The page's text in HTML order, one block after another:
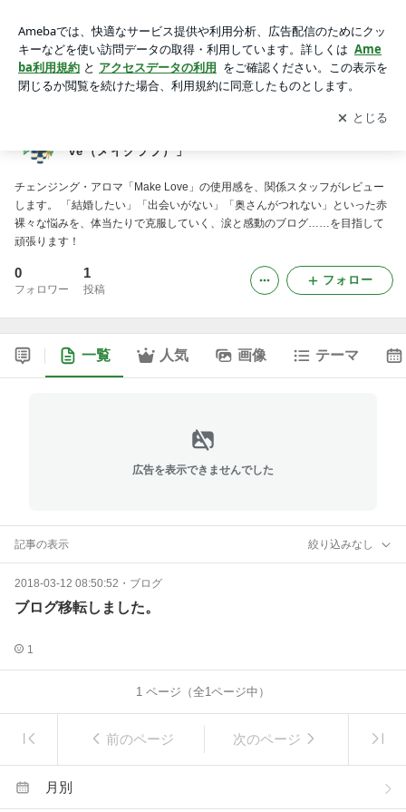
クラブ）」アプリをダウンロードして ブログの更新通知
を受け取りまし
ょう。
開く
ve（メイクラブ）」
チェンジング・アロマ「Make Love」の使用感を、関係スタッフがレビュー
します。 「結婚したい」「出会いがない」「奥さんがつれない」といった赤
裸々な悩みを、体当たりで克服していく、涙と感動のブログ……を目指して
頑張ります！
0
フォロワー
1
投稿
フォロー
一覧 人気 画像 テーマ
広告を表示できませんでした
記事の表示 絞り込みなし
2018-03-12 08:50:52 ・ ブログ
ブログ移転しました。
1
1 ページ（全1ページ中）
前のページ 次のページ
月別